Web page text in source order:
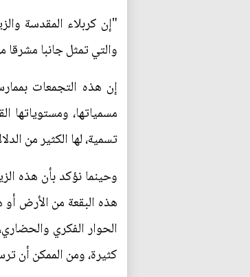
"إن كربلاء المقدسة
والتي تمثل جانبا مشرقا
إن هذه التجمعات
مسمياتها، ومستوياتها
تسمية، لها الكثير من
وحينما نؤكد بأن هذه
هذه البقعة من الأرض أو
الحوار الفكري
كثيرة، ومن الممكن أن